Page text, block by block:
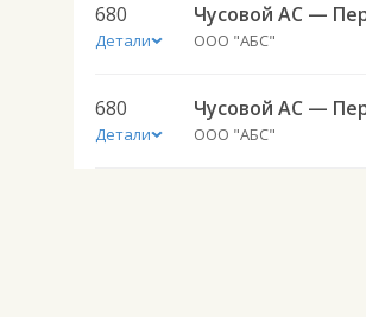
680
Детали
Чусовой АС —
ООО "АБС"
680
Детали
Чусовой АС —
ООО "АБС"